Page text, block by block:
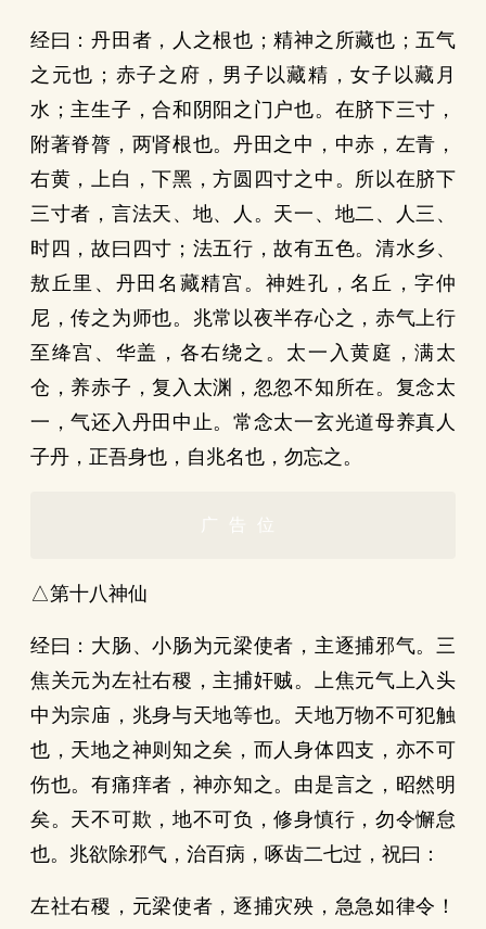
经曰：丹田者，人之根也；精神之所藏也；五气
之元也；赤子之府，男子以藏精，女子以藏月
水；主生子，合和阴阳之门户也。在脐下三寸，
附著脊膂，两肾根也。丹田之中，中赤，左青，
右黄，上白，下黑，方圆四寸之中。所以在脐下
三寸者，言法天、地、人。天一、地二、人三、
时四，故曰四寸；法五行，故有五色。清水乡、
敖丘里、丹田名藏精宫。神姓孔，名丘，字仲
尼，传之为师也。兆常以夜半存心之，赤气上行
至绛宫、华盖，各右绕之。太一入黄庭，满太
仓，养赤子，复入太渊，忽忽不知所在。复念太
一，气还入丹田中止。常念太一玄光道母养真人
子丹，正吾身也，自兆名也，勿忘之。
广告位
△第十八神仙
经曰：大肠、小肠为元梁使者，主逐捕邪气。三
焦关元为左社右稷，主捕奸贼。上焦元气上入头
中为宗庙，兆身与天地等也。天地万物不可犯触
也，天地之神则知之矣，而人身体四支，亦不可
伤也。有痛痒者，神亦知之。由是言之，昭然明
矣。天不可欺，地不可负，修身慎行，勿令懈怠
也。兆欲除邪气，治百病，啄齿二七过，祝曰：
左社右稷，元梁使者，逐捕灾殃，急急如律令！